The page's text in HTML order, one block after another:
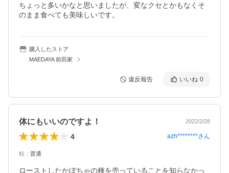
ちょっと多いかなと思いましたが、変なクセとかもなくそ
のまま食べても美味しいです。
購入したストア
MAEDAYA 前田家
違反報告 いいね 0
体にもいいのですよ！ 2022/2/28
4 azh********さん
粒 ： 普通
ローストしたかぼちゃの種を売っていることを知らなかっ